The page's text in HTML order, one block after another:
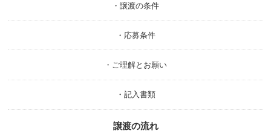
・譲渡の条件
・応募条件
・ご理解とお願い
・記入書類
譲渡の流れ